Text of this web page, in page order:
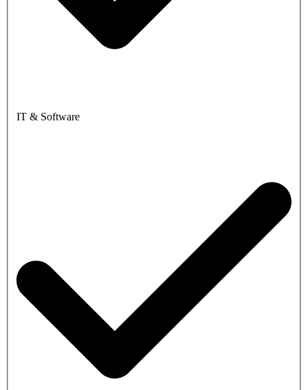
IT & Software